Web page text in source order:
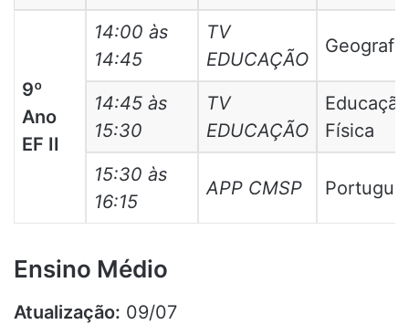
9º
Ano
EF II
14:00 às
14:45
TV
EDUCAÇÃO
Geografia
14:45 às
15:30
TV
EDUCAÇÃO
Educação
Física
15:30 às
16:15
APP CMSP
Ensino Médio
Atualização: 09/07